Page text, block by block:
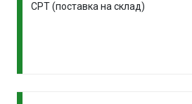
CPT (поставка на склад)